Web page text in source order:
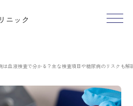
ニック
は血液検査で分かる？主な検査項目や糖尿病のリスクも解